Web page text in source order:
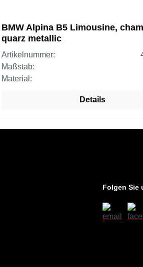
BMW Alpina B5 Limousine,
quarz metallic
Artikelnummer:
Maßstab:
Material:
Details
Folgen Sie